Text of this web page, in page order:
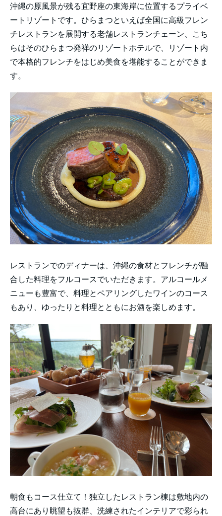
沖縄の原風景が残る宜野座の東海岸に位置するプライベ
ートリゾートです。ひらまつといえば全国に高級フレン
チレストランを展開する老舗レストランチェーン、こち
らはそのひらまつ発祥のリゾートホテルで、リゾート内
で本格的フレンチをはじめ美食を堪能することができま
す。
レストランでのディナーは、沖縄の食材とフレンチが融
合した料理をフルコースでいただきます。アルコールメ
ニューも豊富で、料理とペアリングしたワインのコース
もあり、ゆったりと料理とともにお酒を楽しめます。
朝食もコース仕立て！独立したレストラン棟は敷地内の
高台にあり眺望も抜群、洗練されたインテリアで彩られ